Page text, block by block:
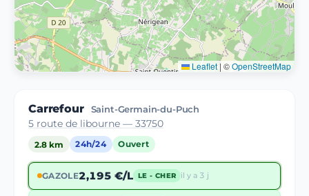
Leaflet | ©OpenStreetMap
Carrefour Saint-Germain-du-Puch
5 route de libourne — 33750
2.8 km 24h/24 Ouvert
GAZOLE2,195 €/L LE - CHER il y a 3 j